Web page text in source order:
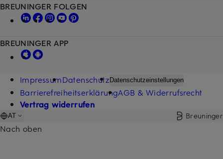
BREUNINGER FOLGEN
BREUNINGER APP
ImpressumDatenschutz Datenschutzeinstellungen
BarrierefreiheitserklärungAGB & Widerrufsrecht
Vertrag widerrufen
AT Breuninger
Nach oben